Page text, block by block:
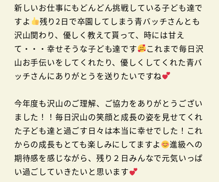
新しいお仕事にもどんどん挑戦している子ども達で
すよ
残り2日で卒園してしまう青バッチさんとも
沢山関わり、優しく教えて貰って、時には甘え
て・・・幸せそうな子ども達です
これまで毎日沢
山お手伝いをしてくれたり、優しくしてくれた青バ
ッチさんにありがとうを送りたいですね
今年度も沢山のご理解、ご協力をありがとうござい
ました！！毎日沢山の笑顔と成長の姿を見せてくれ
た子ども達と過ごす日々は本当に幸せでした！これ
からの成長もとても楽しみにしてますよ
進級への
期待感を感じながら、残り２日みんなで元気いっぱ
い過ごしていきたいと思います